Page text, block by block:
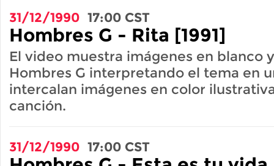
31/12/1990 17:00 CST
Hombres G - Rita [1991]
El video muestra imágenes en blanco
Hombres G interpretando el tema en
intercalan imágenes en color
canción.
31/12/1990 17:00 CST